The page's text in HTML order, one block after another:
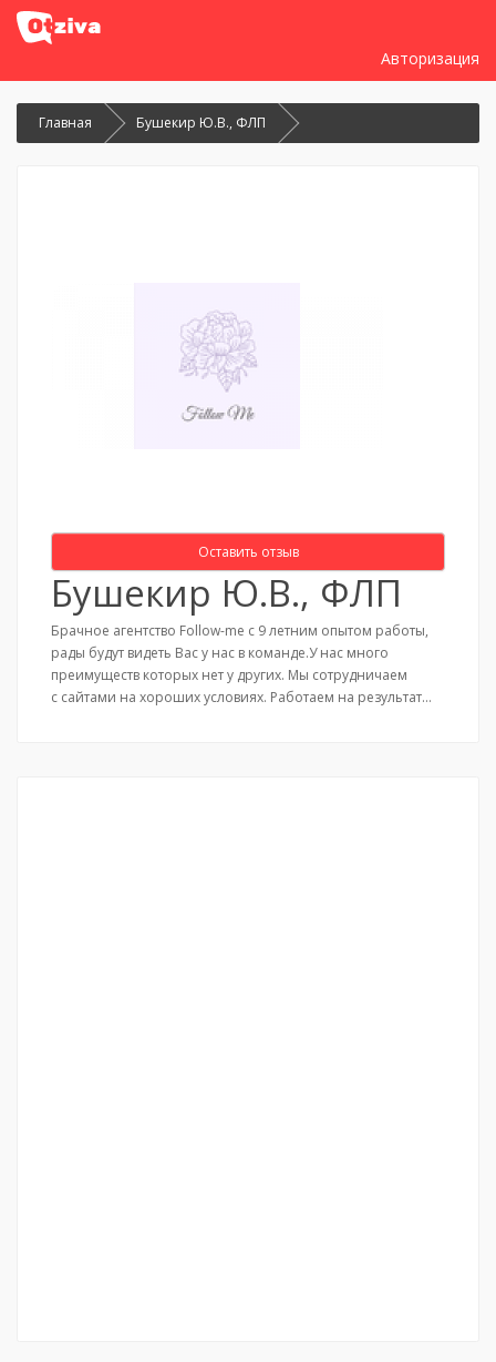
Авторизация
Главная Бушекир Ю.В., ФЛП
Оставить отзыв
Бушекир Ю.В., ФЛП
Брачное агентство Follow-me с 9 летним опытом работы,
рады будут видеть Вас у нас в команде.У нас много
преимуществ которых нет у других. Мы сотрудничаем
с сайтами на хороших условиях. Работаем на результат…